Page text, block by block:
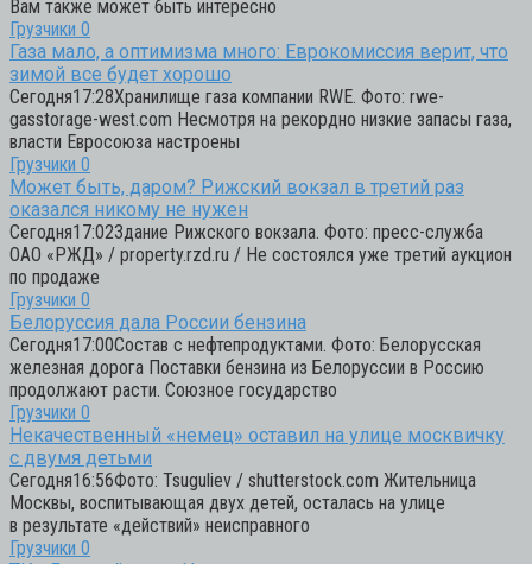
Вам также может быть интересно
Грузчики 0
Газа мало, а оптимизма много: Еврокомиссия верит, что
зимой все будет хорошо
Сегодня17:28Хранилище газа компании RWE. Фото: rwe-
gasstorage-west.com Несмотря на рекордно низкие запасы газа,
власти Евросоюза настроены
Грузчики 0
Может быть, даром? Рижский вокзал в третий раз
оказался никому не нужен
Сегодня17:02Здание Рижского вокзала. Фото: пресс-служба
ОАО «РЖД» / property.rzd.ru / Не состоялся уже третий аукцион
по продаже
Грузчики 0
Белоруссия дала России бензина
Сегодня17:00Состав с нефтепродуктами. Фото: Белорусская
железная дорога Поставки бензина из Белоруссии в Россию
продолжают расти. Союзное государство
Грузчики 0
Некачественный «немец» оставил на улице москвичку
с двумя детьми
Сегодня16:56Фото: Tsuguliev / shutterstock.com Жительница
Москвы, воспитывающая двух детей, осталась на улице
в результате «действий» неисправного
Грузчики 0